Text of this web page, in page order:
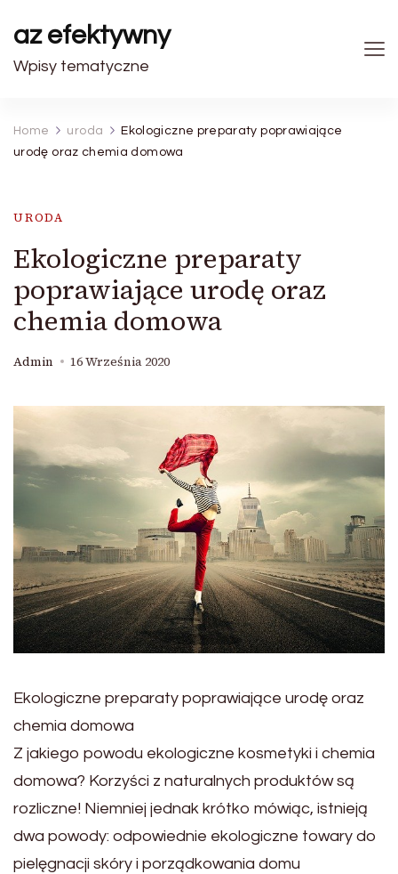
az efektywny
Wpisy tematyczne
Home uroda
Ekologiczne preparaty poprawiające
urodę oraz chemia domowa
URODA
Ekologiczne preparaty
poprawiające urodę oraz
chemia domowa
Admin 16 Września 2020
Ekologiczne preparaty poprawiające urodę oraz
chemia domowa
Z jakiego powodu ekologiczne kosmetyki i chemia
domowa? Korzyści z naturalnych produktów są
rozliczne! Niemniej jednak krótko mówiąc, istnieją
dwa powody: odpowiednie ekologiczne towary do
pielęgnacji skóry i porządkowania domu